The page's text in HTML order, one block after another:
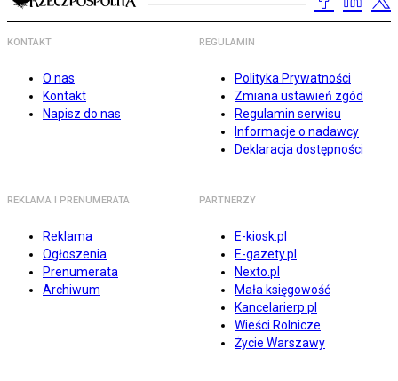
KONTAKT
O nas
Kontakt
Napisz do nas
REGULAMIN
Polityka Prywatności
Zmiana ustawień zgód
Regulamin serwisu
Informacje o nadawcy
Deklaracja dostępności
REKLAMA I PRENUMERATA
Reklama
Ogłoszenia
Prenumerata
Archiwum
PARTNERZY
E-kiosk.pl
E-gazety.pl
Nexto.pl
Mała księgowość
Kancelarierp.pl
Wieści Rolnicze
Życie Warszawy